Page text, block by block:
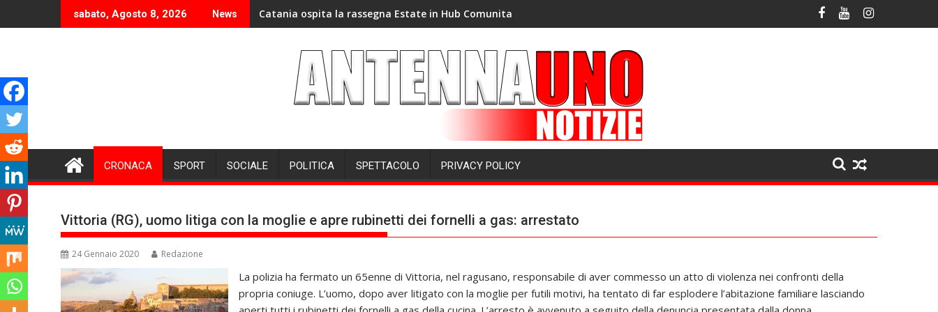
to
sabato, Agosto 8, 2026 News Catania ospita la rassegna Estate in Hub Comunita
CRONACA SPORT SOCIALE POLITICA SPETTACOLO PRIVACY POLICY
Vittoria (RG), uomo litiga con la moglie e apre rubinetti dei fornelli a gas: arrestato
24 Gennaio 2020 Redazione
La polizia ha fermato un 65enne di Vittoria, nel ragusano, responsabile di aver commesso un atto di violenza nei confronti della
propria coniuge. L’uomo, dopo aver litigato con la moglie per futili motivi, ha tentato di far esplodere l’abitazione familiare lasciando